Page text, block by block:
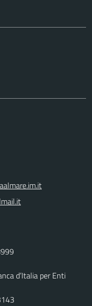
d’Italia per Enti